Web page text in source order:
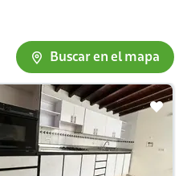
Buscar en el mapa